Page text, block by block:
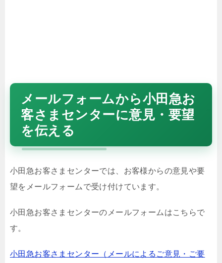
メールフォームから小田急お
客さまセンターに意見・要望
を伝える
小田急お客さまセンターでは、お客様からの意見や要
望をメールフォームで受け付けています。
小田急お客さまセンターのメールフォームはこちらで
す。
小田急お客さまセンター（メールによるご意見・ご要